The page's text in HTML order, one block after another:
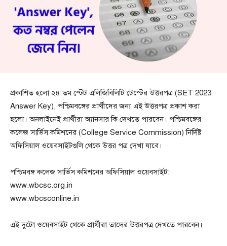
প্রকাশিত হলো ২৪ তম স্টেট এলিজিবিলিটি টেস্টের উত্তরপত্র (SET 2023
Answer Key), পশ্চিমবঙ্গের প্রার্থীদের জন্য এই উত্তরপত্র প্রকাশ করা
হলো। অনলাইনেই প্রার্থীরা অ্যানসার কি দেখতে পারবেন। পশ্চিমবঙ্গের
কলেজ সার্ভিস কমিশনের (College Service Commission) নির্দিষ্ট
অফিসিয়াল ওয়েবসাইটগুলি থেকে উত্তর পত্র দেখা যাবে।
পশ্চিমবঙ্গ কলেজ সার্ভিস কমিশনের অফিসিয়াল ওয়েবসাইট:
www.wbcsc.org.in
www.wbcsconline.in
এই দুটো ওয়েবসাইট থেকে প্রার্থীরা তাদের উত্তরপত্র দেখতে পারবেন।